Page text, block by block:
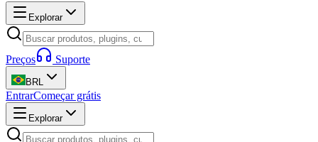
Explorar
Preços Suporte
BRL
EntrarComeçar grátis
Explorar